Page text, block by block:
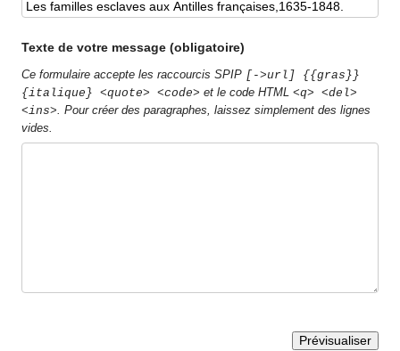
Texte de votre message (obligatoire)
Ce formulaire accepte les raccourcis SPIP [->url] {{gras}}
{italique} <quote> <code> et le code HTML<q> <del>
<ins>. Pour créer des paragraphes, laissez simplement des lignes
vides.